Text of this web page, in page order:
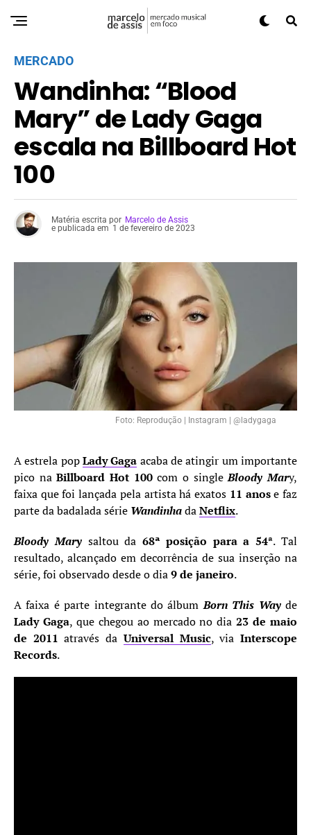
MERCADO
Wandinha: “Blood
Mary” de Lady Gaga
escala na Billboard Hot
100
Matéria escrita por Marcelo de Assis
e publicada em 1 de fevereiro de 2023
Foto: Reprodução | Instagram | @ladygaga
A estrela popLady Gaga acaba de atingir um importante
pico naBillboard Hot 100com o singleBloody Mary,
faixa que foi lançada pela artista há exatos 11 anose faz
parte da badalada série WandinhadaNetflix.
Bloody Marysaltou da68ª posição para a 54ª. Tal
resultado, alcançado em decorrência de sua inserção na
série, foi observado desde o dia9 de janeiro.
A faixa é parte integrante do álbumBorn This Way de
Lady Gaga, que chegou ao mercado no dia23 de maio
de 2011 através da Universal Music, viaInterscope
Records.